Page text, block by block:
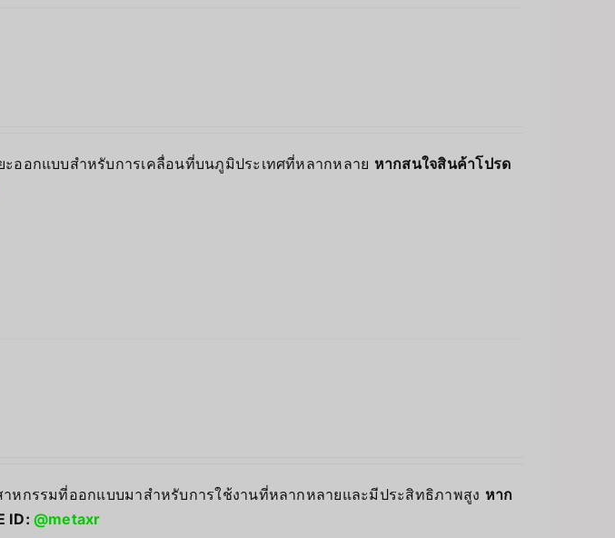
ออกแบบสำหรับการเคลื่อนที่บนภูมิประเทศที่หลากหลาย หากสนใจสินค้าโปรด
หกรรมที่ออกแบบมาสำหรับการใช้งานที่หลากหลายและมีประสิทธิภาพสูง หาก
ID: @metaxr